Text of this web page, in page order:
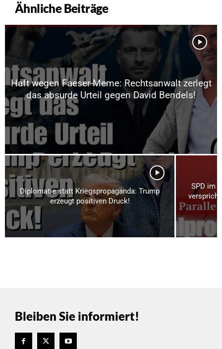
Ähnliche Beiträge
Haft wegen Faeser-Meme: Rechtsanwalt zerlegt
das absurde Urteil gegen David Bendels!
Diplomatie statt Kriegspropaganda: Trump
erzeugt positiven Druck!
SPD im
Bleiben Sie informiert!